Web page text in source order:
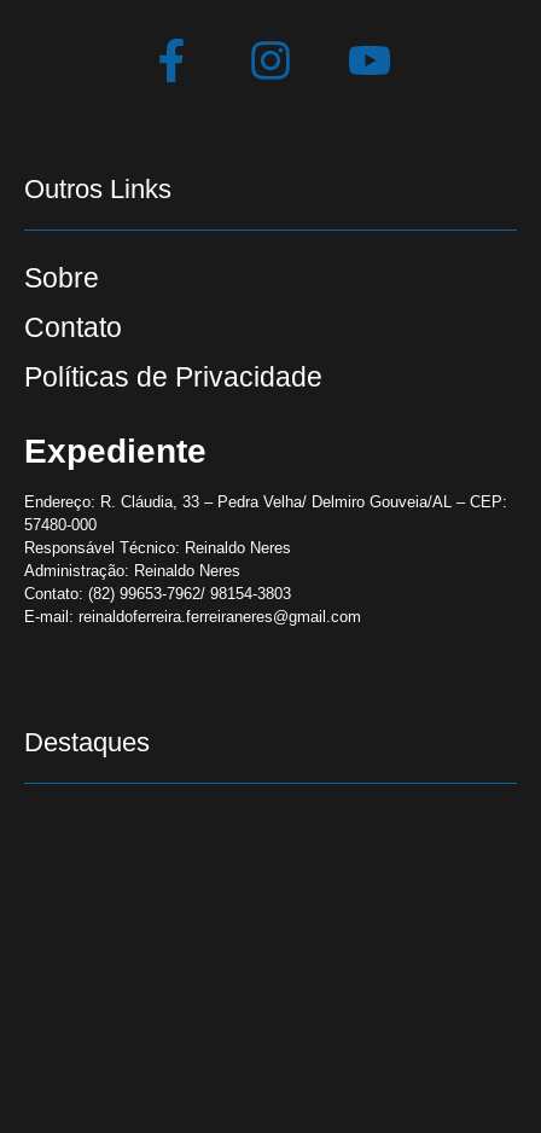
Outros Links
Sobre
Contato
Políticas de Privacidade
Expediente
Endereço: R. Cláudia, 33 – Pedra Velha/ Delmiro Gouveia/AL – CEP:
57480-000
Responsável Técnico: Reinaldo Neres
Administração: Reinaldo Neres
Contato: (82) 99653-7962/ 98154-3803
E-mail: reinaldoferreira.ferreiraneres@gmail.com
Destaques